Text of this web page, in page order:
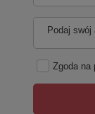
Podaj swój
Zgoda na